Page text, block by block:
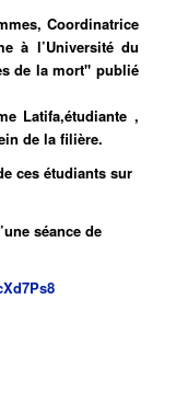
Coordinatrice
à l’Université du
de la mort" publié
Latifa,étudiante ,
de la filière.
ces étudiants sur
séance de